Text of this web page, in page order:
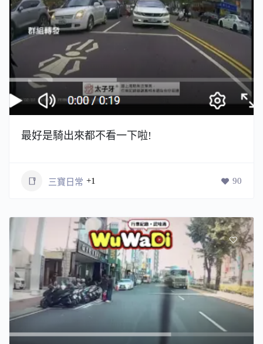
最好是騎出來都不看一下啦!
三寶日常 +1 90